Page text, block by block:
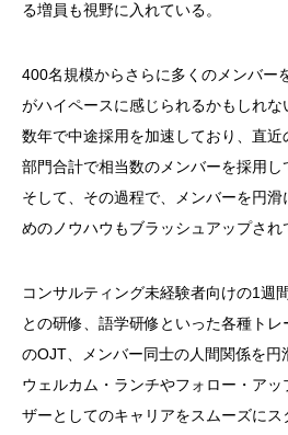
る増員も視野に入れている。
400名規模からさらに多くのメンバー
がハイペースに感じられるかもしれな
数年で中途採用を加速しており、直近
部門合計で相当数のメンバーを採用し
そして、その過程で、メンバーを円
めのノウハウもブラッシュアップされ
コンサルティング未経験者向けの1週
との研修、語学研修といった各種ト
のOJT 、メンバー同士の人間関係を
ウェルカム・ランチやフォロー・ア
ザーとしてのキャリアをスムーズにス